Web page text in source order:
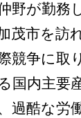
野が勤務
茂市を訪
競争に取
国内主要
過酷な労